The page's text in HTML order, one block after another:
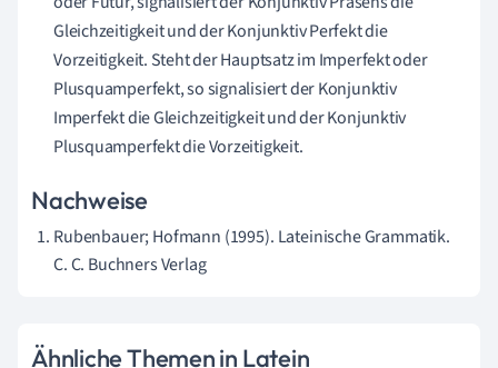
Gleichzeitigkeit und der Konjunktiv Perfekt die
Vorzeitigkeit. Steht der Hauptsatz im Imperfekt oder
Plusquamperfekt, so signalisiert der Konjunktiv
Imperfekt die Gleichzeitigkeit und der Konjunktiv
Plusquamperfekt die Vorzeitigkeit.
Nachweise
Rubenbauer; Hofmann (1995). Lateinische Grammatik.
C. C. Buchners Verlag
Ähnliche Themen in Latein